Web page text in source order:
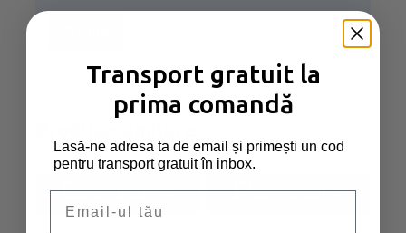
vezi detalii vezi detalii
Transport gratuit la
prima comandă
Lasă-ne adresa ta de email și primești un cod
pentru transport gratuit în inbox.